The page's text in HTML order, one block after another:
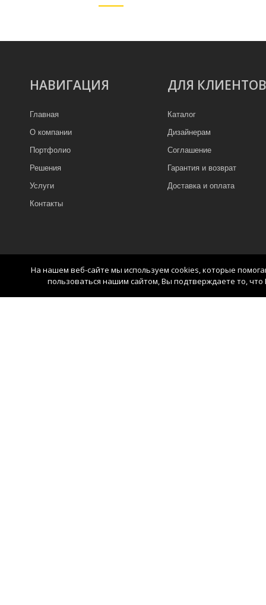
НАВИГАЦИЯ
Главная
О компании
Портфолио
Решения
Услуги
Контакты
ДЛЯ КЛИЕНТОВ
Каталог
Дизайнерам
Соглашение
Гарантия и возврат
Доставка и оплата
На нашем веб-сайте мы используем cookies, которые
пользоваться нашим сайтом, Вы подтверждаете то,